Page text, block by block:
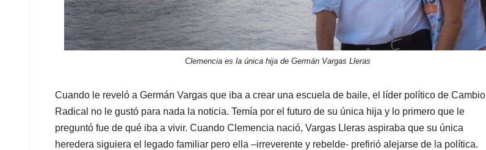
Clemencia es la única hija de Germán Vargas Lleras
Cuando le reveló a Germán Vargas que iba a crear una escuela de baile, el líder político de Cambio
Radical no le gustó para nada la noticia. Temía por el futuro de su única hija y lo primero que le
preguntó fue de qué iba a vivir. Cuando Clemencia nació, Vargas Lleras aspiraba que su única
heredera siguiera el legado familiar pero ella –irreverente y rebelde- prefirió alejarse de la política.